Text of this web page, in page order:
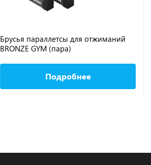
Брусья параллетсы для отжиманий
BRONZE GYM (пара)
Подробнее